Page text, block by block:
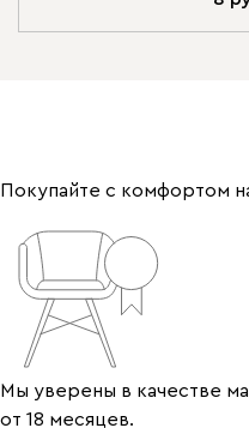
Покупайте с комфортом
Мы уверены в качестве
от 18 месяцев.